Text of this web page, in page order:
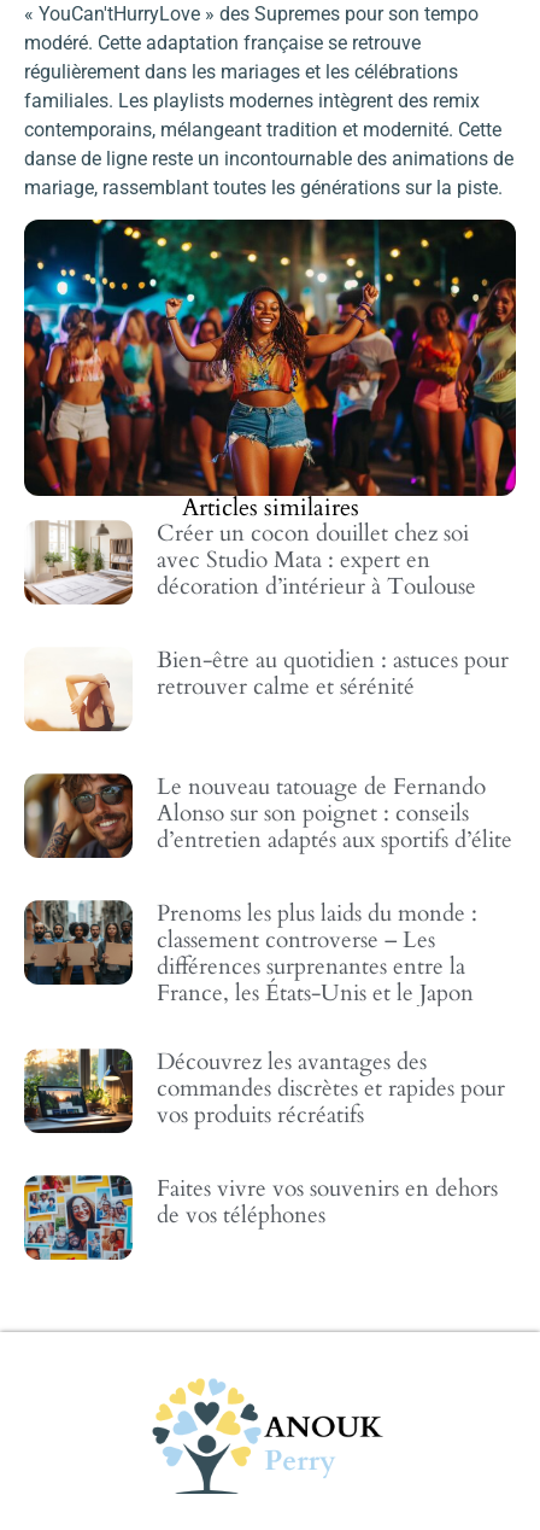
« YouCan'tHurryLove » des Supremes pour son tempo
modéré. Cette adaptation française se retrouve
régulièrement dans les mariages et les célébrations
familiales. Les playlists modernes intègrent des remix
contemporains, mélangeant tradition et modernité. Cette
danse de ligne reste un incontournable des animations de
mariage, rassemblant toutes les générations sur la piste.
Articles similaires
Créer un cocon douillet chez soi
avec Studio Mata : expert en
décoration d’intérieur à Toulouse
Bien-être au quotidien : astuces pour
retrouver calme et sérénité
Le nouveau tatouage de Fernando
Alonso sur son poignet : conseils
d’entretien adaptés aux sportifs d’élite
Prenoms les plus laids du monde :
classement controverse – Les
différences surprenantes entre la
France, les États-Unis et le Japon
Découvrez les avantages des
commandes discrètes et rapides pour
vos produits récréatifs
Faites vivre vos souvenirs en dehors
de vos téléphones